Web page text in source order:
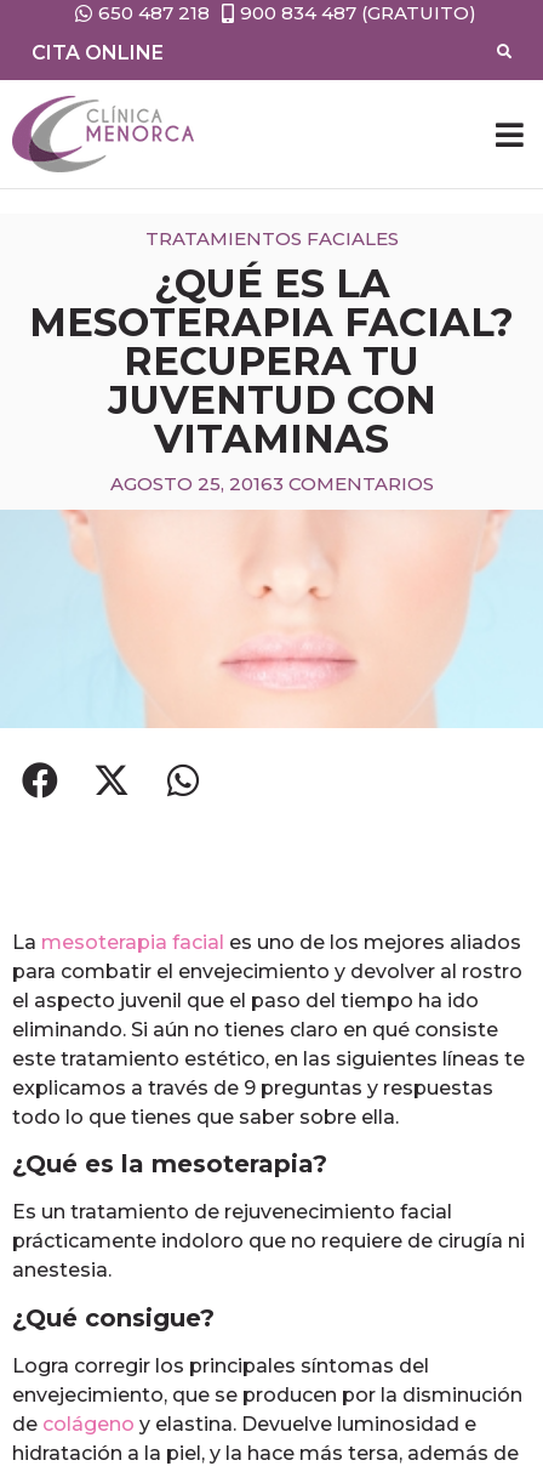
650 487 218
900 834 487 (GRATUITO)
CITA ONLINE
TRATAMIENTOS FACIALES
¿QUÉ ES LA
MESOTERAPIA FACIAL?
RECUPERA TU
JUVENTUD CON
VITAMINAS
AGOSTO 25, 20163 COMENTARIOS
La mesoterapia facial es uno de los mejores aliados
para combatir el envejecimiento y devolver al rostro
el aspecto juvenil que el paso del tiempo ha ido
eliminando. Si aún no tienes claro en qué consiste
este tratamiento estético, en las siguientes líneas te
explicamos a través de 9 preguntas y respuestas
todo lo que tienes que saber sobre ella.
¿Qué es la mesoterapia?
Es un tratamiento de rejuvenecimiento facial
prácticamente indoloro que no requiere de cirugía ni
anestesia.
¿Qué consigue?
Logra corregir los principales síntomas del
envejecimiento, que se producen por la disminución
de colágeno y elastina. Devuelve luminosidad e
hidratación a la piel, y la hace más tersa, además de